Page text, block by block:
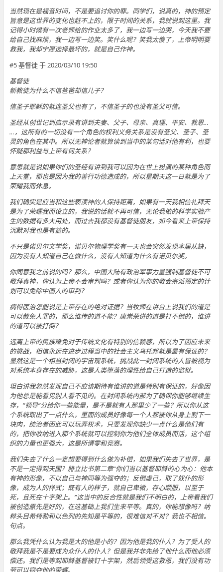
当然现在是福音时间，不是要追讨你的罪。同学们，说真的，神的预定
旨意是这世界的变化也赶不上的，限于时间的关系，我就说到这里。我
记得小时候有一次老师给的作业太多了，我一边写一边哭，今天我不要
给自己找麻烦，我一边写一边笑。笑什么呢？笑我太傻了，上帝明明要
救我，我却宁愿选择最坏的，就是自己作神。
#5 基督徒 于 2020/03/10 19:50
基督徒
新教徒为什么不信爸爸却信儿子？
信圣子耶稣的就连圣父也有了，不信圣子的也没有圣父可信。
圣经从创世记到启示录有讲到夫妻、父子、母亲、真理、平安、救恩…
…，这所有的一切没有一个角色的权利义务关系是没有圣父、圣子、圣
灵的角色在其中。所以无神论者就算读到当中的某句话对他有利，也要
怀疑那利益与上帝有何关系？
意思就是说如果你们的圣经有讲到我可以因为在世上扮演的某种角色而
上天堂，那也是因为我的善行功德造成的，所以星期天这一日就是为了
荣耀我而休息。
我们确实是应当和这些亵渎神的人保持距离，如果有一天我相信礼拜天
是为了荣耀我而设立的，我说的话就不再可信，无论我做的科学实验产
生的数据有多大用处，而过去我都没有基督徒朋友，如今看来上帝保持
沉默对我也是有益的。
不只是诺贝尔文学奖，诺贝尔物理学奖有一天也会突然发现本届从缺，
因为没有人知道自己在做什么，没有人知道为什么有诺贝尔奖。
你同意我之前说的吗？那么，中国大陆有政治军事力量强制基督徒不可
敬拜真神，你认为上帝不会审判吗？或者你认为你的教会宗派预定的计
划可以免除中国人的审判？
病得医治怎能说是上帝存在的绝对证据？当牧师在讲台上说我们的道是
可以赦免人罪的，那么谁传的道不能？唐崇荣讲的道是打不倒的，谁讲
的道可以被打倒？
远离上帝的民族难免对于传统文化有特别的信赖感，所以为了因应未来
的挑战，相信永远在进步过程当中的社会主义乌托邦就是最有保证的？
显然这是一个相当封闭的宇宙观系统，挑战此一封闭系统的人皆被视为
对系统本身存在的威胁，这是人类堕落的理性给自己打造的监狱。
坦白讲我忽然发现自己不应该期待有谁讲的道是特别有保证的，好像因
为他总是能看见别人看不见的。在封闭系统内部为了确保你能够继续生
存，“领导”分给你一些能量，是不是就有人那里少了一些？所以你从这
个系统取出了一点什么，里面的成员好像每一个人都被你从身上割下一
块肉，统治者因此可以玩弄权术，只要发现你缺少一点什么是他们有
的，把你收纳进入那个系统就可以控制你为他们全体成员而活，这个组
织的力量也更强大，这是所谓零和竞赛。
我们失去了什么一定想要得到什么做为补偿，如果我们失去了世界，是
不是一定得到天国？腓立比书第二章“你们当以基督耶稣的心为心：他本
有神的形像，不以自己与神同等为强夺的；反倒虚己，取了奴仆的形
像，成为人的样式；既有人的样子，就自己卑微，存心顺服，以至于
死，且死在十字架上。”这当中的反合性就是我们不明白的，上帝看我们
被创造原先是好的，在这基础上我们生来平等。真的，你能想像吗？纳
粹头目希特勒和以色列的先知是平等的，很难信对不对？我也不相信。
句点。
那么我凭什么认为我是大的他是小的？因为他是我的仆人？为了受人的
敬拜我是不是要成为众仆人的仆人？但是我并非先给了他什么而他必须
偿还。我们是等到耶稣基督被钉十字架，然后领受这救恩，我们没有功
劳可以窃夺他的荣耀。